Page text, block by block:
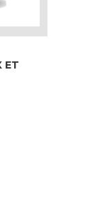
ET